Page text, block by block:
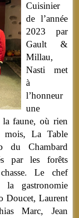
Cuisinier
de l’année
2023 par
Gault &
Millau,
Nasti met
à
l’honneur
une
la faune, où rien
mois, La Table
du Chambard
par les forêts
Le chef
la gastronomie
Doucet, Laurent
Marc, Jean